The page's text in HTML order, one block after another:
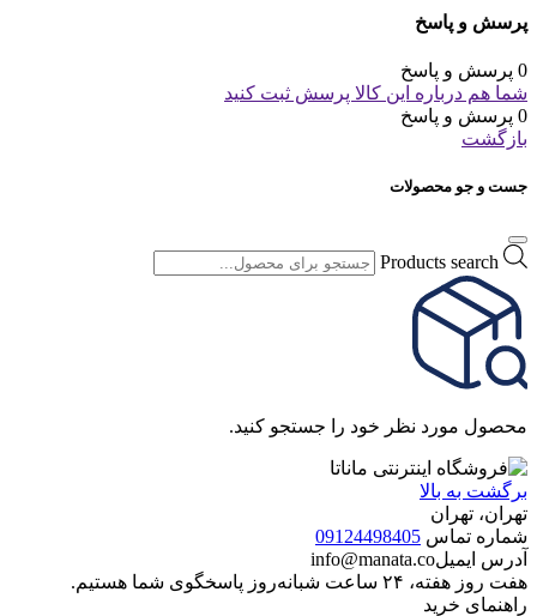
پرسش و پاسخ
0 پرسش و پاسخ
شما هم درباره این کالا پرسش ثبت کنید
0 پرسش و پاسخ
بازگشت
جست و جو محصولات
Products search
محصول مورد نظر خود را جستجو کنید.
برگشت به بالا
تهران، تهران
شماره تماس 09124498405
آدرس ایمیلinfo@manata.co
هفت روز هفته، ۲۴ ساعت شبانه‌روز پاسخگوی شما هستیم.
راهنمای خرید